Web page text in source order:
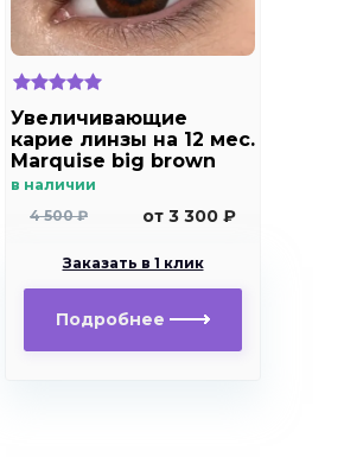
Увеличивающие
карие линзы на 12 мес.
Marquise big brown
в наличии
4 500 ₽
от 3 300 ₽
Заказать в 1 клик
Подробнее